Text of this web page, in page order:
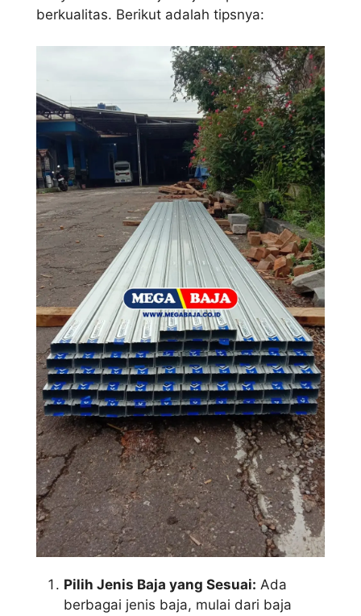
berkualitas. Berikut adalah tipsnya:
Pilih Jenis Baja yang Sesuai: Ada
berbagai jenis baja, mulai dari baja